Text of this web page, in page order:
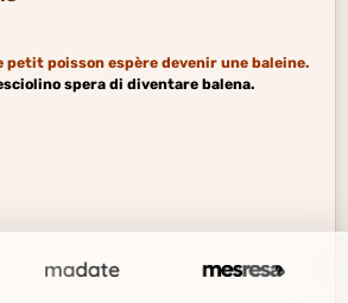
petit poisson espère devenir une baleine.
spera di diventare balena.